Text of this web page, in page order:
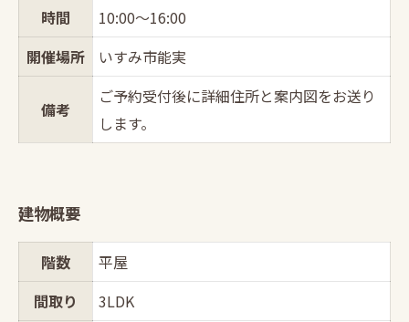
時間
10:00〜16:00
開催場所
いすみ市能実
備考
ご予約受付後に詳細住所と案内図をお送り
します。
建物概要
階数
平屋
間取り
3LDK